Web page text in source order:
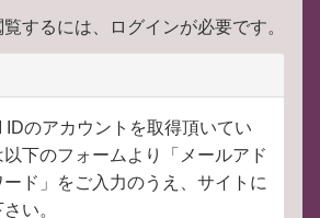
するには、ログインが必要です。
IDのアカウントを取得頂いてい
下のフォームより「メールアド
ド」をご入力のうえ、サイトに
い。